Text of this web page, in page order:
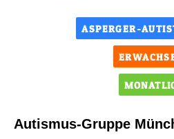
Autismus-Gruppe
ASPERGER-